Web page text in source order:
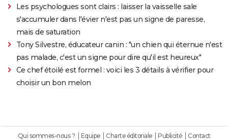
Les psychologues sont clairs : laisser la vaisselle sale
s'accumuler dans l'évier n'est pas un signe de paresse,
mais de saturation
Tony Silvestre, éducateur canin : "un chien qui éternue n'est
pas malade, c'est un signe pour dire qu'il est heureux"
Ce chef étoilé est formel : voici les 3 détails à vérifier pour
choisir un bon melon
Qui sommes-nous ? Equipe Charte éditoriale Publicité
Contact